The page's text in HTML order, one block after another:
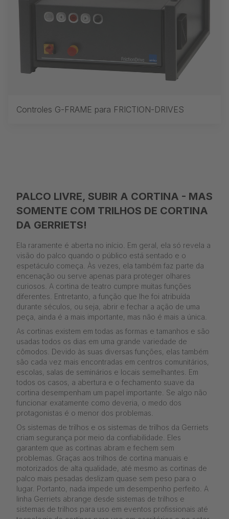
Controles G-FRAME para FRICTION-DRIVES
PALCO LIVRE, SUBIR A CORTINA - MAS
SOMENTE COM TRILHOS DE CORTINA
DA GERRIETS!
Ela raramente é aberta no início. Em geral, ela só revela a
visão do palco quando o público está sentado e o
espetáculo começa. Às vezes, ela também faz parte da
encenação ou serve apenas para proteger olhares
curiosos. A cortina de teatro cumpre muitas funções
diferentes. Entretanto, a função que lhe foi atribuída
durante séculos, ou seja, abrir e fechar a ação de uma
peça, ainda é a mais importante, mas não é mais a única.
As cortinas existem em todas as formas e tamanhos e são
usadas todos os dias em uma grande variedade de
cômodos. Devido às suas diversas funções, elas também
são cada vez mais encontradas em centros comunitários,
escolas, salas de seminários e locais semelhantes. Em
todos os casos, a abertura e o fechamento suave da
cortina desempenham um papel importante. Se algo não
funcionar exatamente como deveria, o medo dos
protagonistas é o menor dos problemas.
Os sistemas de trilhos e os sistemas de trilhos da Gerriets
criam segurança por meio da confiabilidade. Eles
garantem que as cortinas abram e fechem sem
problemas. Graças aos trilhos de cortina manuais e
motorizados de alta qualidade, até mesmo as cortinas de
palco mais pesadas deslizam quase sem peso para o
lugar. Portanto, nada impede um desempenho perfeito. A
linha Gerriets abrange desde sistemas de trilhos e
sistemas de trilhos para uso em eventos profissionais até